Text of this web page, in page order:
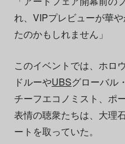
れ、VIPプレビューが華
たのかもしれません」
このイベントでは、ホロ
ドルーやUBSグローバル
チーフエコノミスト、ポ
表情の聴衆たちは、大理
ートを取っていた。